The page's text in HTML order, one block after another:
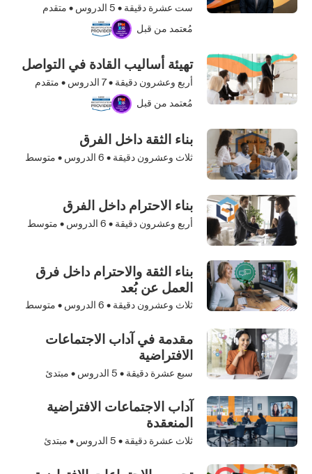
ست عشرة دقيقة • 5 الدروس • متقدم
مُعتمد من قبل
تهيئة أساليب القادة في التواصل
أربع وعشرون دقيقة •7 الدروس • متقدم
مُعتمد من قبل
بناء الثقة داخل الفرق
ثلاث وعشرون دقيقة • 6 الدروس • متوسط
بناء الاحترام داخل الفرق
أربع وعشرون دقيقة • 6 الدروس • متوسط
بناء الثقة والاحترام داخل فرق
العمل عن بُعد
ثلاث وعشرون دقيقة • 6 الدروس • متوسط
مقدمة في آداب الاجتماعات
الافتراضية
سبع عشرة دقيقة • 5 الدروس • مبتدئ
آداب الاجتماعات الافتراضية
المنعقدة
ثلاث عشرة دقيقة • 5 الدروس • مبتدئ